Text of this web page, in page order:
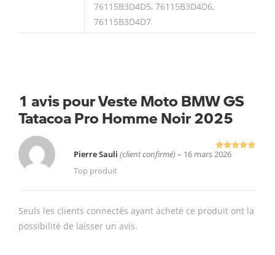
76115B3D4D5, 76115B3D4D6,
76115B3D4D7
1 avis pourVeste Moto BMW GS
Tatacoa Pro Homme Noir 2025
Note
Pierre Sauli (client confirmé) – 16 mars 2026
Top produit
Seuls les clients connectés ayant acheté ce produit ont la
possibilité de laisser un avis.